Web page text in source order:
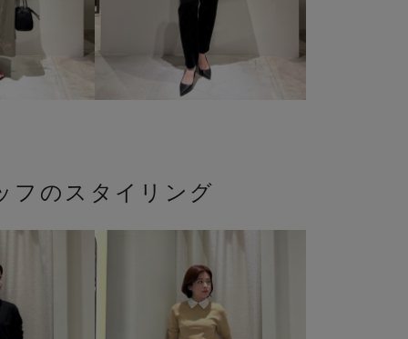
フのスタイリング